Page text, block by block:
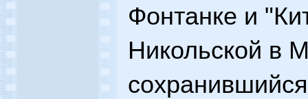
Фонтанке и
Никольской в